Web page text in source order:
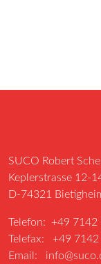
SUCO Robert
Keplerstrasse 12-
D-74321
Telefon: +49 7142
Telefax: +49 7142
Email: